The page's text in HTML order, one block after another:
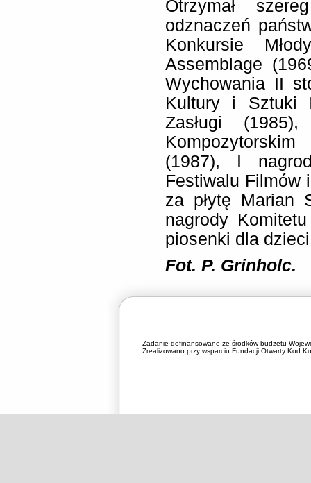
Otrzymał
odznaczeń
Konkursie
Assemblage
Wychowania II
Kultury i Sztuki
Zasługi
(1987), I
Festiwalu Filmów
za płytę Marian
nagrody
piosenki dla
Fot. P. Grinholc.
Zadanie dofinansowane ze środków budżetu
Zrealizowano przy wsparciu Fundacji Otwarty Kod